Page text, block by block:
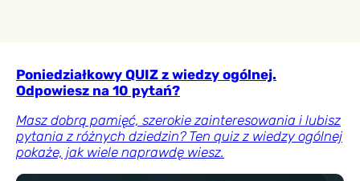
Poniedziałkowy QUIZ z wiedzy ogólnej.
Odpowiesz na 10 pytań?
Masz dobrą pamięć, szerokie zainteresowania i lubisz
pytania z różnych dziedzin? Ten quiz z wiedzy ogólnej
pokaże, jak wiele naprawdę wiesz.